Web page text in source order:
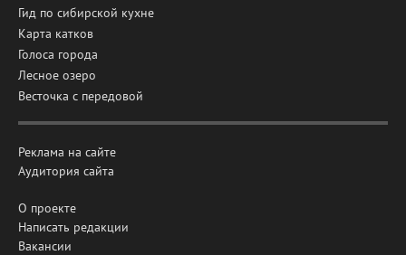
Гид по сибирской кухне
Карта катков
Голоса города
Лесное озеро
Весточка с передовой
Реклама на сайте
Аудитория сайта
О проекте
Написать редакции
Вакансии